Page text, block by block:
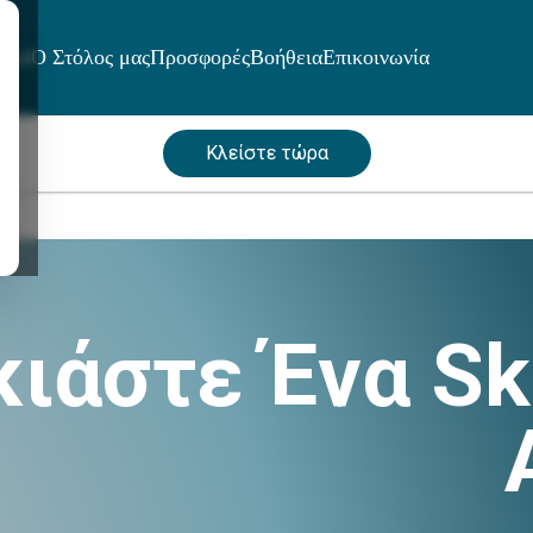
Ο Στόλος μαςΠροσφορέςΒοήθειαΕπικοινωνία
Κλείστε τώρα
Ένα